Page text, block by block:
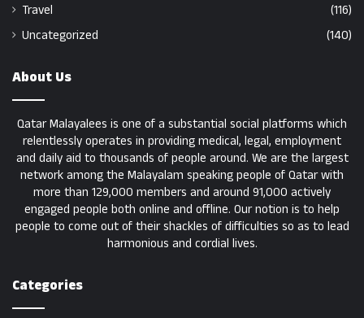
Travel
(116)
Uncategorized
(140)
About Us
Qatar Malayalees is one of a substantial social platforms which
relentlessly operates in providing medical, legal, employment
and daily aid to thousands of people around. We are the largest
network among the Malayalam speaking people of Qatar with
more than 129,000 members and around 91,000 actively
engaged people both online and offline. Our notion is to help
people to come out of their shackles of difficulties so as to lead
harmonious and cordial lives.
Categories